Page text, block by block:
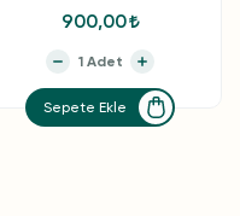
900,00
Sepete Ekle